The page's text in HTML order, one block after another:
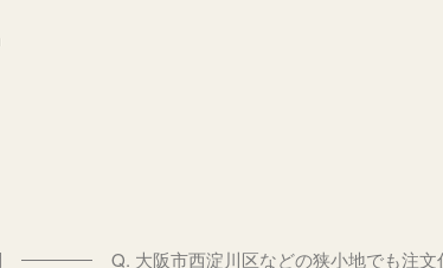
Q. 大阪市西淀川区などの狭小地でも注文